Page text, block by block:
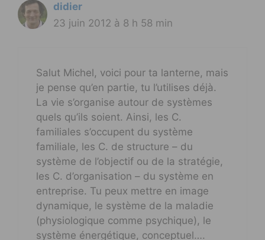
didier
23 juin 2012 à 8 h 58 min
Salut Michel, voici pour ta lanterne, mais
je pense qu’en partie, tu l’utilises déjà.
La vie s’organise autour de systèmes
quels qu’ils soient. Ainsi, les C.
familiales s’occupent du système
familiale, les C. de structure – du
système de l’objectif ou de la stratégie,
les C. d’organisation – du système en
entreprise. Tu peux mettre en image
dynamique, le système de la maladie
(physiologique comme psychique), le
système énergétique, conceptuel….